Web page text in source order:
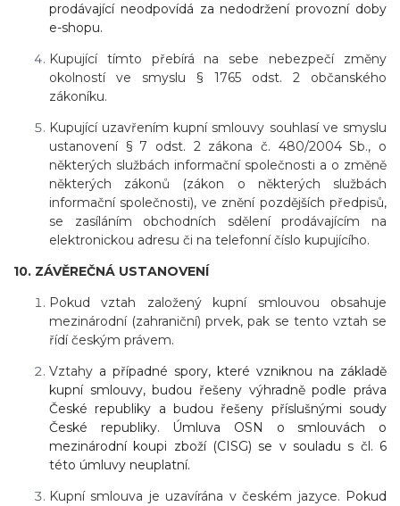
prodávající neodpovídá za nedodržení provozní doby
e-shopu.
Kupující tímto přebírá na sebe nebezpečí změny
okolností ve smyslu § 1765 odst. 2 občanského
zákoníku.
Kupující uzavřením kupní smlouvy souhlasí ve smyslu
ustanovení § 7 odst. 2 zákona č. 480/2004 Sb., o
některých službách informační společnosti a o změně
některých zákonů (zákon o některých službách
informační společnosti), ve znění pozdějších předpisů,
se zasíláním obchodních sdělení prodávajícím na
elektronickou adresu či na telefonní číslo kupujícího.
10. ZÁVĚREČNÁ USTANOVENÍ
Pokud vztah založený kupní smlouvou obsahuje
mezinárodní (zahraniční) prvek, pak se tento vztah se
řídí českým právem.
Vztahy a případné spory, které vzniknou na základě
kupní smlouvy, budou řešeny výhradně podle práva
České republiky a budou řešeny příslušnými soudy
České republiky. Úmluva OSN o smlouvách o
mezinárodní koupi zboží (CISG) se v souladu s čl. 6
této úmluvy neuplatní.
Kupní smlouva je uzavírána v českém jazyce. Pokud